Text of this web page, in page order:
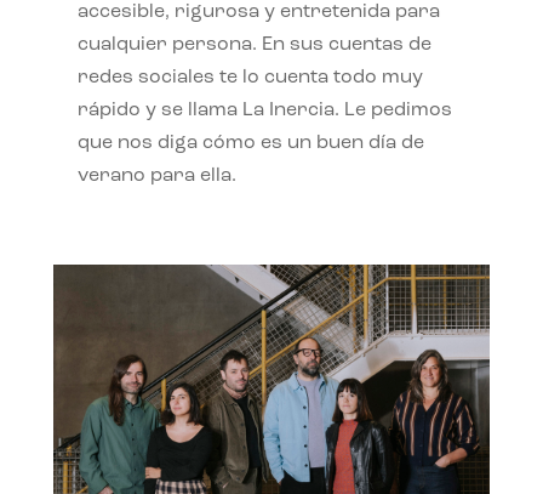
accesible, rigurosa y entretenida para
cualquier persona. En sus cuentas de
redes sociales te lo cuenta todo muy
rápido y se llama La Inercia. Le pedimos
que nos diga cómo es un buen día de
verano para ella.